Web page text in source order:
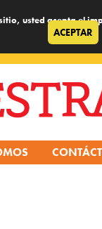
usted acepta el
ACEPTAR